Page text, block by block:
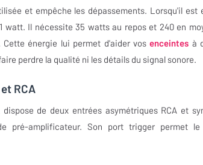
et empêche les dépassements. Lorsqu'il est
watt. Il nécessite 35 watts au repos et 240 en
énergie lui permet d'aider vosenceintes à
perdre la qualité ni les détails du signal sonore.
RCA
de deux entrées asymétriques RCA et
pré-amplificateur. Son port trigger permet le